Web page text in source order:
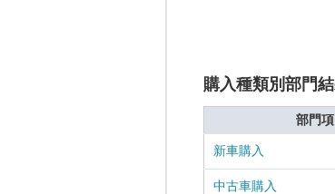
購入種類別部門
部門項
新車購入
中古車購入